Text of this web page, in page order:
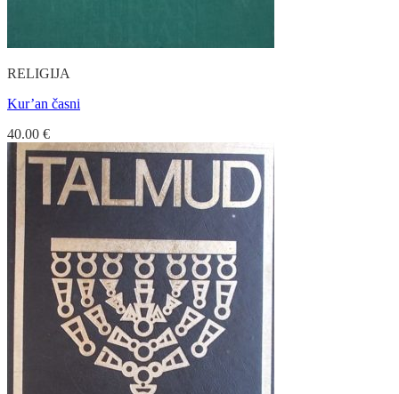
RELIGIJA
Kur’an časni
40.00 €